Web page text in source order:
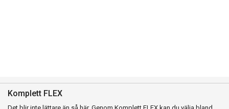
Komplett FLEX
Det blir inte lättare än så här. Genom Komplett FLEX kan du välja bland